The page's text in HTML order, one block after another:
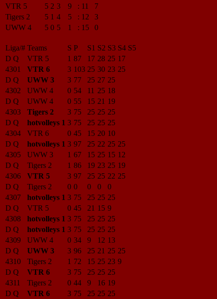
VTR 5
5 2 3 9 : 11
7
Tigers 2
5 1 4 5 : 12
3
UWW 4
5 0 5 1 : 15 0
Liga/# Teams S P S1 S2 S3 S4 S5
D Q
VTR 5 1 87 17 28 25 17
4301
VTR 6 3 103 25 30 23 25
D Q
UWW 3 3 77 25 27 25
4302
UWW 4 0 54 11 25 18
D Q
UWW 4 0 55 15 21 19
4303
Tigers 2 3 75 25 25 25
D Q
hotvolleys 1 3 75 25 25 25
4304
VTR 6 0 45 15 20 10
D Q
hotvolleys 1 3 97 25 22 25 25
4305
UWW 3 1 67 15 25 15 12
D Q
Tigers 2 1 86 19 23 25 19
4306
VTR 5 3 97 25 25 22 25
D Q
Tigers 2 0 0 0 0
0
4307
hotvolleys 1 3 75 25 25 25
D Q
VTR 5 0 45 21 15 9
4308
hotvolleys 1 3 75 25 25 25
D Q
hotvolleys 1 3 75 25 25 25
4309
UWW 4 0 34 9 12 13
D Q
UWW 3 3 96 25 21 25 25
4310
Tigers 2 1 72 15 25 23 9
D Q
VTR 6 3 75 25 25 25
4311
Tigers 2 0 44 9 16 19
D Q
VTR 6 3 75 25 25 25